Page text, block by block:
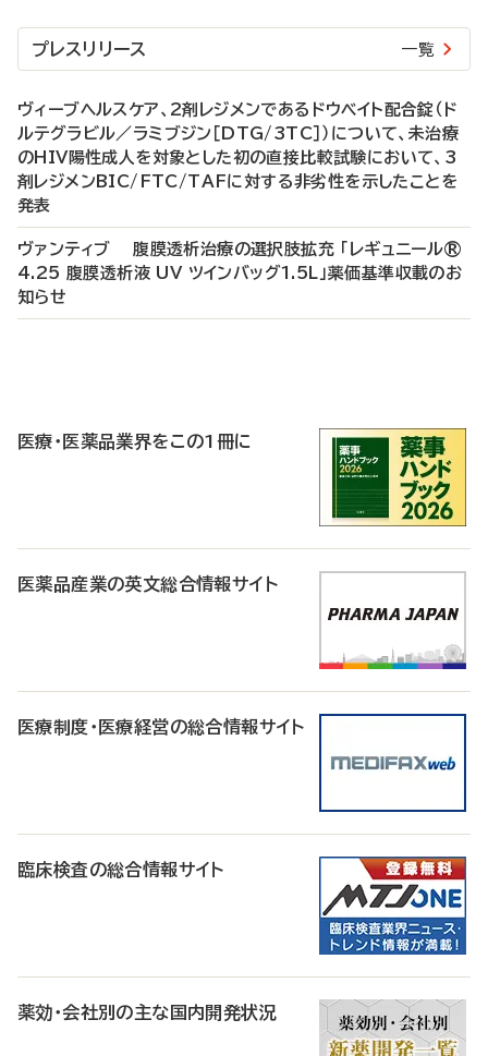
プレスリリース 一覧
ヴィーブヘルスケア、2剤レジメンであるドウベイト配合錠（ド
ルテグラビル／ラミブジン［DTG/3TC］）について、未治療
のHIV陽性成人を対象とした初の直接比較試験において、3
剤レジメンBIC/FTC/TAFに対する非劣性を示したことを
発表
ヴァンティブ 腹膜透析治療の選択肢拡充 「レギュニール®
4.25 腹膜透析液 UV ツインバッグ1.5L」薬価基準収載のお
知らせ
医療・医薬品業界をこの1冊に
医薬品産業の英文総合情報サイト
医療制度・医療経営の総合情報サイト
臨床検査の総合情報サイト
薬効・会社別の主な国内開発状況